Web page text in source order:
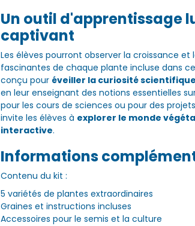
Un outil d'apprentissage
captivant
Les élèves pourront observer la croissance et
fascinantes de chaque plante incluse dans
conçu pour éveiller la curiosité
en leur enseignant des notions essentielles
pour les cours de sciences ou pour des
invite les élèves à explorer le monde
interactive.
Informations
Contenu du kit :
5 variétés de plantes extraordinaires
Graines et instructions incluses
Accessoires pour le semis et la culture